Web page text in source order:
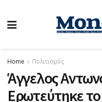
Home Πολιτισμός
Άγγελος
Ερωτεύτηκε